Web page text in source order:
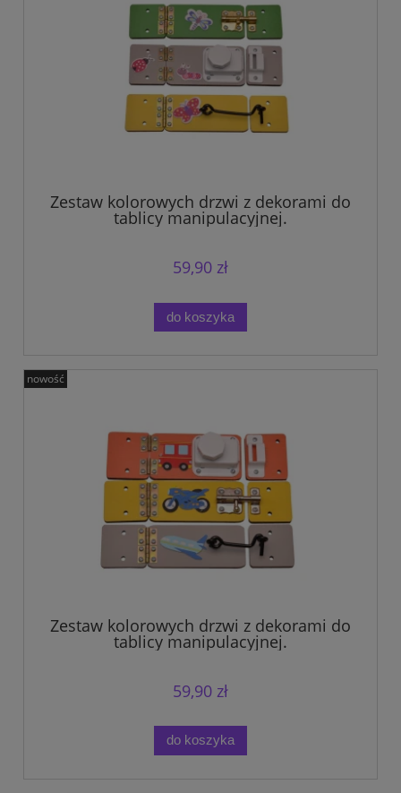
Zestaw kolorowych drzwi z dekorami do
tablicy manipulacyjnej.
59,90 zł
do koszyka
Zestaw kolorowych drzwi z dekorami do
tablicy manipulacyjnej.
59,90 zł
do koszyka
nowość